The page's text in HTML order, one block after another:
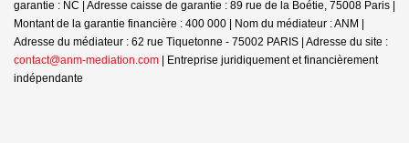
garantie : NC | Adresse caisse de garantie : 89 rue de la Boétie, 75008 Paris |
Montant de la garantie financière : 400 000 | Nom du médiateur : ANM |
Adresse du médiateur : 62 rue Tiquetonne - 75002 PARIS | Adresse du site :
contact@anm-mediation.com | Entreprise juridiquement et financièrement
indépendante